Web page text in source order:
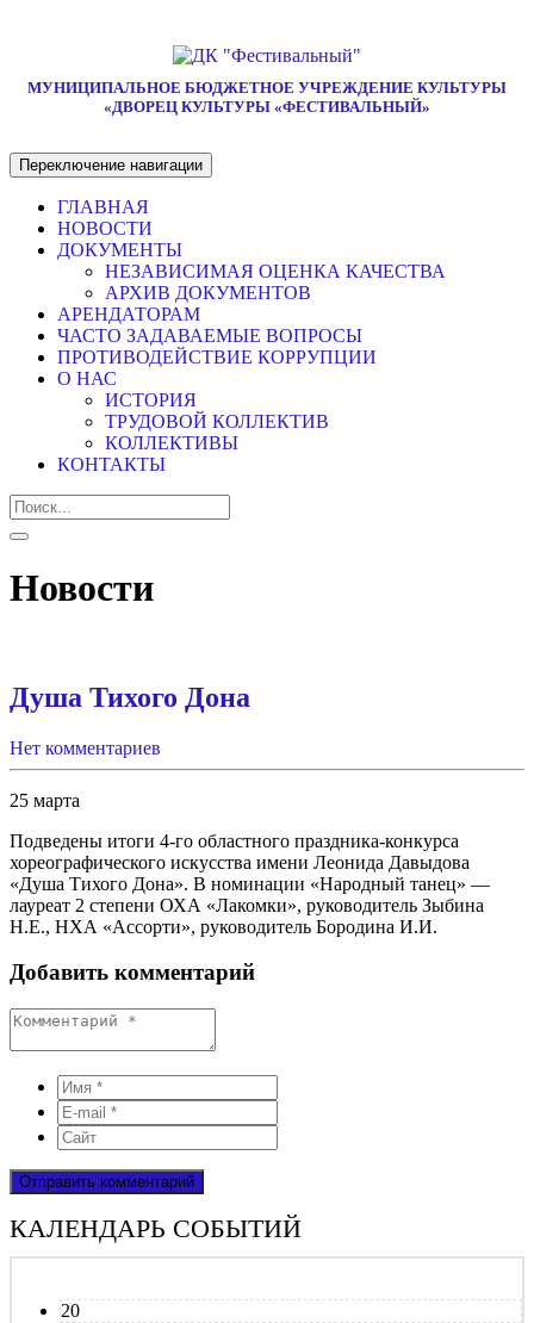
МУНИЦИПАЛЬНОЕ БЮДЖЕТНОЕ УЧРЕЖДЕНИЕ КУЛЬТУРЫ
«ДВОРЕЦ КУЛЬТУРЫ «ФЕСТИВАЛЬНЫЙ»
Переключение навигации
ГЛАВНАЯ
НОВОСТИ
ДОКУМЕНТЫ
НЕЗАВИСИМАЯ ОЦЕНКА КАЧЕСТВА
АРХИВ ДОКУМЕНТОВ
АРЕНДАТОРАМ
ЧАСТО ЗАДАВАЕМЫЕ ВОПРОСЫ
ПРОТИВОДЕЙСТВИЕ КОРРУПЦИИ
О НАС
ИСТОРИЯ
ТРУДОВОЙ КОЛЛЕКТИВ
КОЛЛЕКТИВЫ
КОНТАКТЫ
Новости
Душа Тихого Дона
Нет комментариев
25 марта
Подведены итоги 4-го областного праздника-конкурса
хореографического искусства имени Леонида Давыдова
«Душа Тихого Дона». В номинации «Народный танец» —
лауреат 2 степени ОХА «Лакомки», руководитель Зыбина
Н.Е., НХА «Ассорти», руководитель Бородина И.И.
Добавить комментарий
КАЛЕНДАРЬ СОБЫТИЙ
20